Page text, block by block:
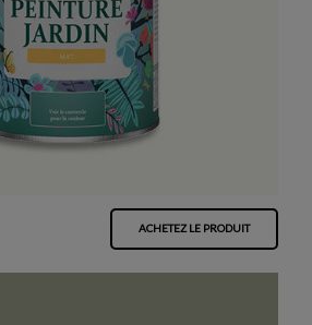
ACHETEZ LE PRODUIT